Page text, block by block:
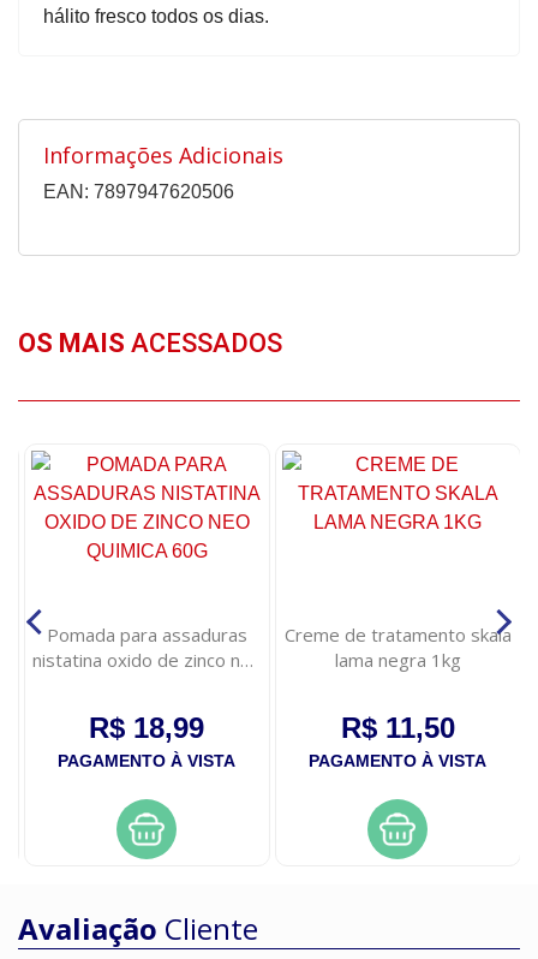
hálito fresco todos os dias.
Informações Adicionais
EAN: 7897947620506
OS MAIS ACESSADOS
Pomada para assaduras
nistatina oxido de zinco neo
R$ 18,99
PAGAMENTO À VISTA
Creme de tratamento skala
lama negra 1kg
R$ 11,50
PAGAMENTO À VISTA
Avaliação Cliente